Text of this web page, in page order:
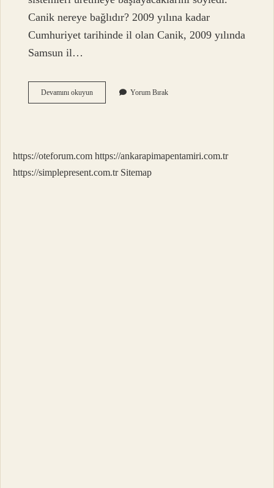
Canik nereye bağlıdır? 2009 yılına kadar
Cumhuriyet tarihinde il olan Canik, 2009 yılında
Samsun il…
Devamını okuyunCanik
Genel
Yorum Bırak
https://oteforum.com https://ankarapimapentamiri.com.tr
https://simplepresent.com.tr Sitemap